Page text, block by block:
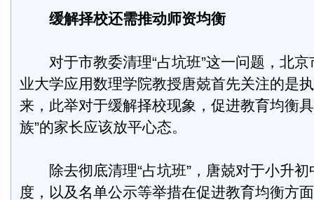
缓解择校还需推动师资均衡
对于市教委清理“占坑班”这一问题，北京
业大学应用数理学院教授唐兢首先关注的是
来，此举对于缓解择校现象，促进教育均衡
族”的家长应该放平心态。
除去彻底清理“占坑班”，唐兢对于小升初
度，以及名单公示等举措在促进教育均衡方